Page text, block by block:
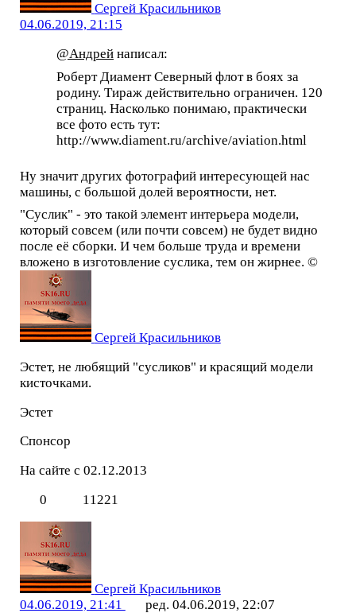
Сергей Красильников
04.06.2019, 21:15
@Андрейнаписал:
Роберт Диамент Северный флот в боях за
родину. Тираж действительно ограничен. 120
страниц. Насколько понимаю, практически
все фото есть тут:
http://www.diament.ru/archive/aviation.html
Ну значит других фотографий интересующей нас
машины, с большой долей вероятности, нет.
"Суслик" - это такой элемент интерьера модели,
который совсем (или почти совсем) не будет видно
после её сборки. И чем больше труда и времени
вложено в изготовление суслика, тем он жирнее. ©
Сергей Красильников
Эстет, не любящий "сусликов" и красящий модели
кисточками.
Эстет
Спонсор
На сайте с 02.12.2013
0
11221
Сергей Красильников
04.06.2019, 21:41
ред. 04.06.2019, 22:07